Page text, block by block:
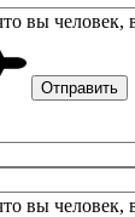
вы человек,
вы человек,